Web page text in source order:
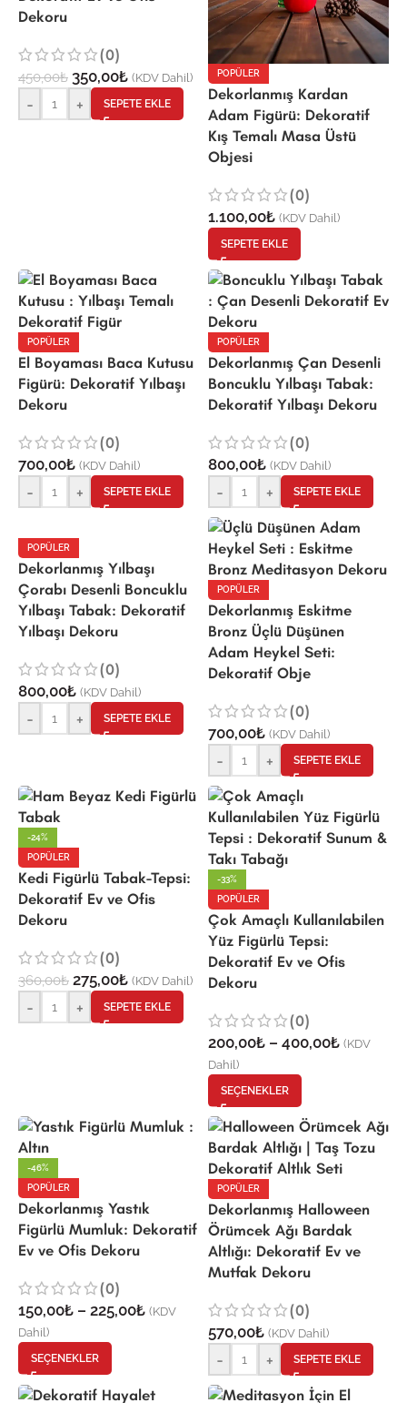
Dekoru
(0)
450,00₺ 350,00₺ (KDV Dahil)
- + SEPETE EKLE
POPÜLER
Dekorlanmış Kardan
Adam Figürü: Dekoratif
Kış Temalı Masa Üstü
Objesi
(0)
1.100,00₺ (KDV Dahil)
SEPETE EKLE
POPÜLER
El Boyaması Baca Kutusu
Figürü: Dekoratif Yılbaşı
Dekoru
(0)
700,00₺ (KDV Dahil)
- + SEPETE EKLE
POPÜLER
Dekorlanmış Çan Desenli
Boncuklu Yılbaşı Tabak:
Dekoratif Yılbaşı Dekoru
(0)
800,00₺ (KDV Dahil)
- + SEPETE EKLE
POPÜLER
Dekorlanmış Yılbaşı
Çorabı Desenli Boncuklu
Yılbaşı Tabak: Dekoratif
Yılbaşı Dekoru
(0)
800,00₺ (KDV Dahil)
- + SEPETE EKLE
POPÜLER
Dekorlanmış Eskitme
Bronz Üçlü Düşünen
Adam Heykel Seti:
Dekoratif Obje
(0)
700,00₺ (KDV Dahil)
- + SEPETE EKLE
-24%
POPÜLER
Kedi Figürlü Tabak-Tepsi:
Dekoratif Ev ve Ofis
Dekoru
(0)
360,00₺ 275,00₺ (KDV Dahil)
- + SEPETE EKLE
-33%
POPÜLER
Çok Amaçlı Kullanılabilen
Yüz Figürlü Tepsi:
Dekoratif Ev ve Ofis
Dekoru
(0)
200,00₺ – 400,00₺ (KDV
Dahil)
SEÇENEKLER
-46%
POPÜLER
Dekorlanmış Yastık
Figürlü Mumluk: Dekoratif
Ev ve Ofis Dekoru
(0)
150,00₺ – 225,00₺ (KDV
Dahil)
SEÇENEKLER
POPÜLER
Dekorlanmış Halloween
Örümcek Ağı Bardak
Altlığı: Dekoratif Ev ve
Mutfak Dekoru
(0)
570,00₺ (KDV Dahil)
- + SEPETE EKLE